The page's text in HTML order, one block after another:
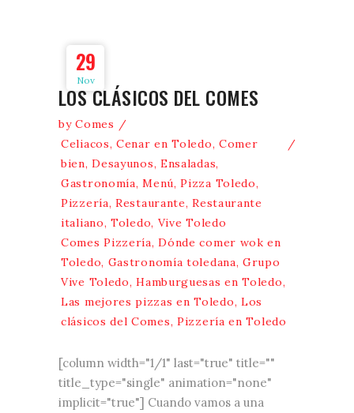
29
Nov
LOS CLÁSICOS DEL COMES
byComes
Celiacos,Cenar en Toledo, Comer
bien,Desayunos, Ensaladas,
Gastronomía,Menú,Pizza Toledo,
Pizzería,Restaurante,Restaurante
italiano,Toledo, Vive Toledo
Comes Pizzería,Dónde comer wok en
Toledo, Gastronomía toledana,Grupo
Vive Toledo,Hamburguesas en Toledo,
Las mejores pizzas en Toledo,Los
clásicos del Comes,Pizzería en Toledo
[column width="1/1" last="true" title=""
title_type="single" animation="none"
implicit="true"] Cuando vamos a una